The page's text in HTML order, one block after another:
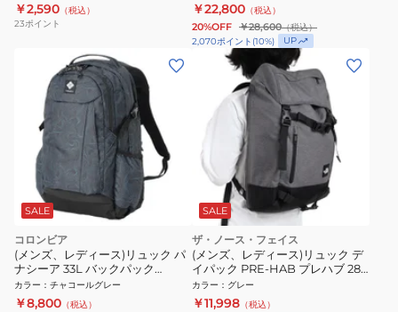
￥2,590 （税込）
23ポイント
￥22,800 （税込）
20%OFF ￥28,600（税込）
2,070ポイント (10%) UP
SALE
コロンビア
(メンズ、レディース)リュック パ
ナシーア 33L バックパック
PU8708 018
カラー ： チャコールグレー
￥8,800 （税込）
SALE
ザ・ノース・フェイス
(メンズ、レディース)リュック デ
イパック PRE-HAB プレハブ 28L
NM71508 ZZ グレー 通勤 通学
カラー ： グレー
￥11,998 （税込）